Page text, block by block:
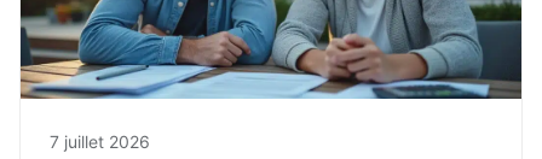
7 juillet 2026